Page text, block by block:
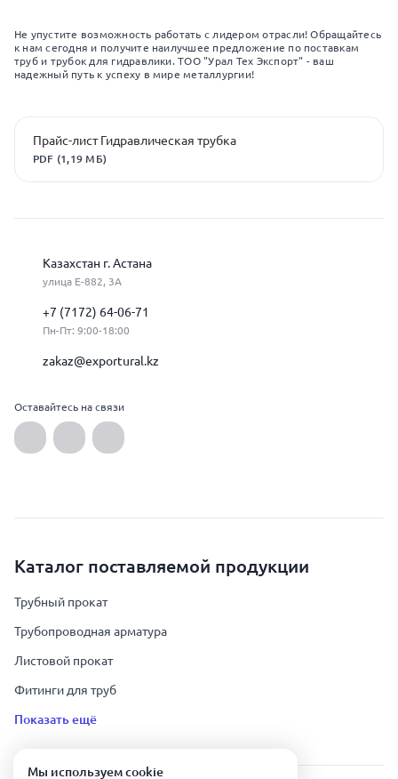
Не упустите возможность работать с лидером отрасли! Обращайтесь
к нам сегодня и получите наилучшее предложение по поставкам
труб и трубок для гидравлики. ТОО "Урал Тех Экспорт" - ваш
надежный путь к успеху в мире металлургии!
Прайс-лист Гидравлическая трубка
PDF (1,19 МБ)
Казахстан г. Астана
улица Е-882, 3А
+7 (7172) 64-06-71
Пн-Пт: 9:00-18:00
zakaz@exportural.kz
Оставайтесь на связи
Каталог поставляемой продукции
Трубный прокат
Трубопроводная арматура
Листовой прокат
Фитинги для труб
Показать ещё
Мы используем сookie